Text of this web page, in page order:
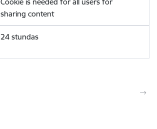
sharing content
24 stundas